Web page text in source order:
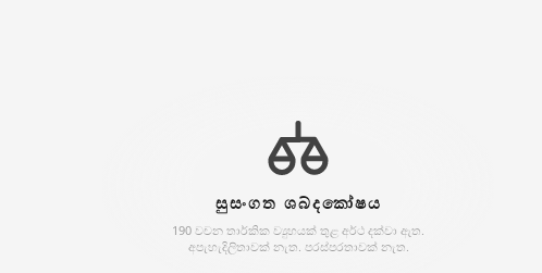
සුසංගත ශබ්දකෝෂය
190 වචන තාර්කික ව්‍යුහයක් තුළ අර්ථ දක්වා ඇත.
අපැහැදිලිතාවක් නැත. පරස්පරතාවක් නැත.